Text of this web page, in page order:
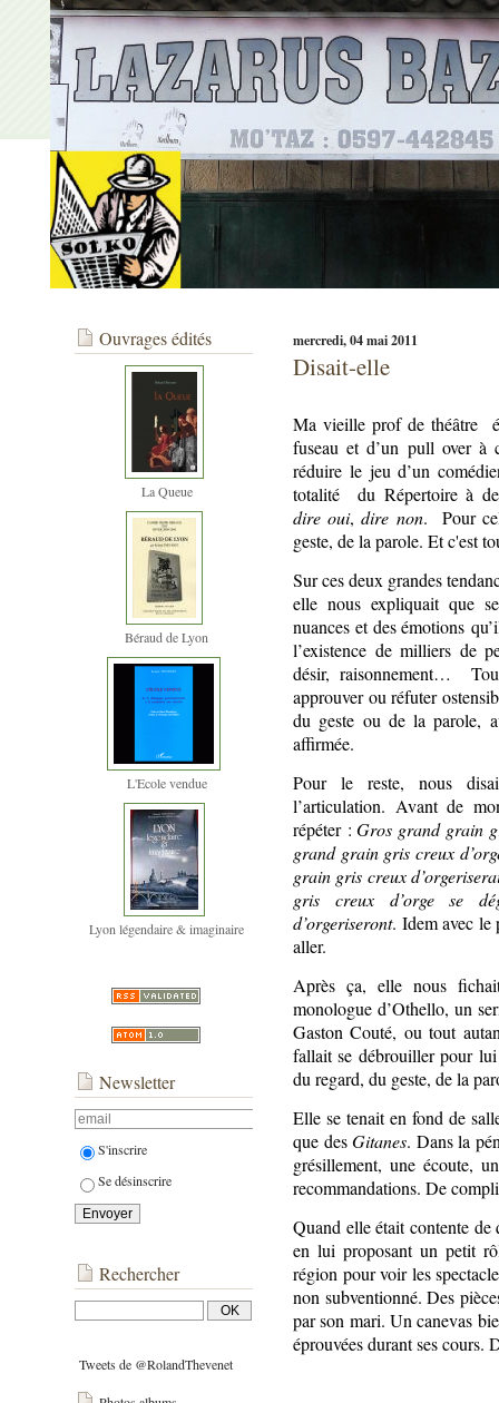
Ouvrages édités
La Queue
Béraud de Lyon
L'Ecole vendue
Lyon légendaire & imaginaire
Newsletter
S'inscrire
Se désinscrire
Rechercher
Tweets de @RolandThevenet
mercredi, 04 mai 2011
Disait-elle
Ma vieille prof de théâtre
fuseau et d’un pull over
réduire le jeu d’un
totalité
du Répertoire à
dire oui,dire non. Pour
geste, de la parole. Et c'est
Sur ces deux grandes
elle nous expliquait que
nuances et des émotions
l’existence de milliers de
désir, raisonnement…
approuver ou réfuter
du geste ou de la parole,
affirmée.
Pour le reste, nous
l’articulation. Avant de
répéter :Gros grand grain
grand grain gris creux
grain gris creux
gris creux d’orge se
d’orgeriseront. Idem avec le
aller.
Après ça, elle nous
monologue d’Othello, un
Gaston Couté, ou tout
fallait se débrouiller pour
du regard, du geste, de la
Elle se tenait en fond de
que desGitanes. Dans la
grésillement, une écoute,
recommandations. De
Quand elle était contente
en lui proposant un petit
région pour voir les
non subventionné.Des
par son mari. Un canevas
éprouvées durant ses